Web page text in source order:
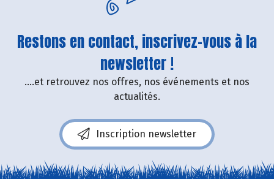
Restons en contact, inscrivez-vous à la
newsletter !
....et retrouvez nos offres, nos événements et nos
actualités.
Inscription newsletter